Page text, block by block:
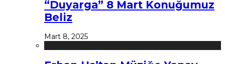
“Duyarga” 8 Mart Konuğumuz
Beliz
Mart 8, 2025